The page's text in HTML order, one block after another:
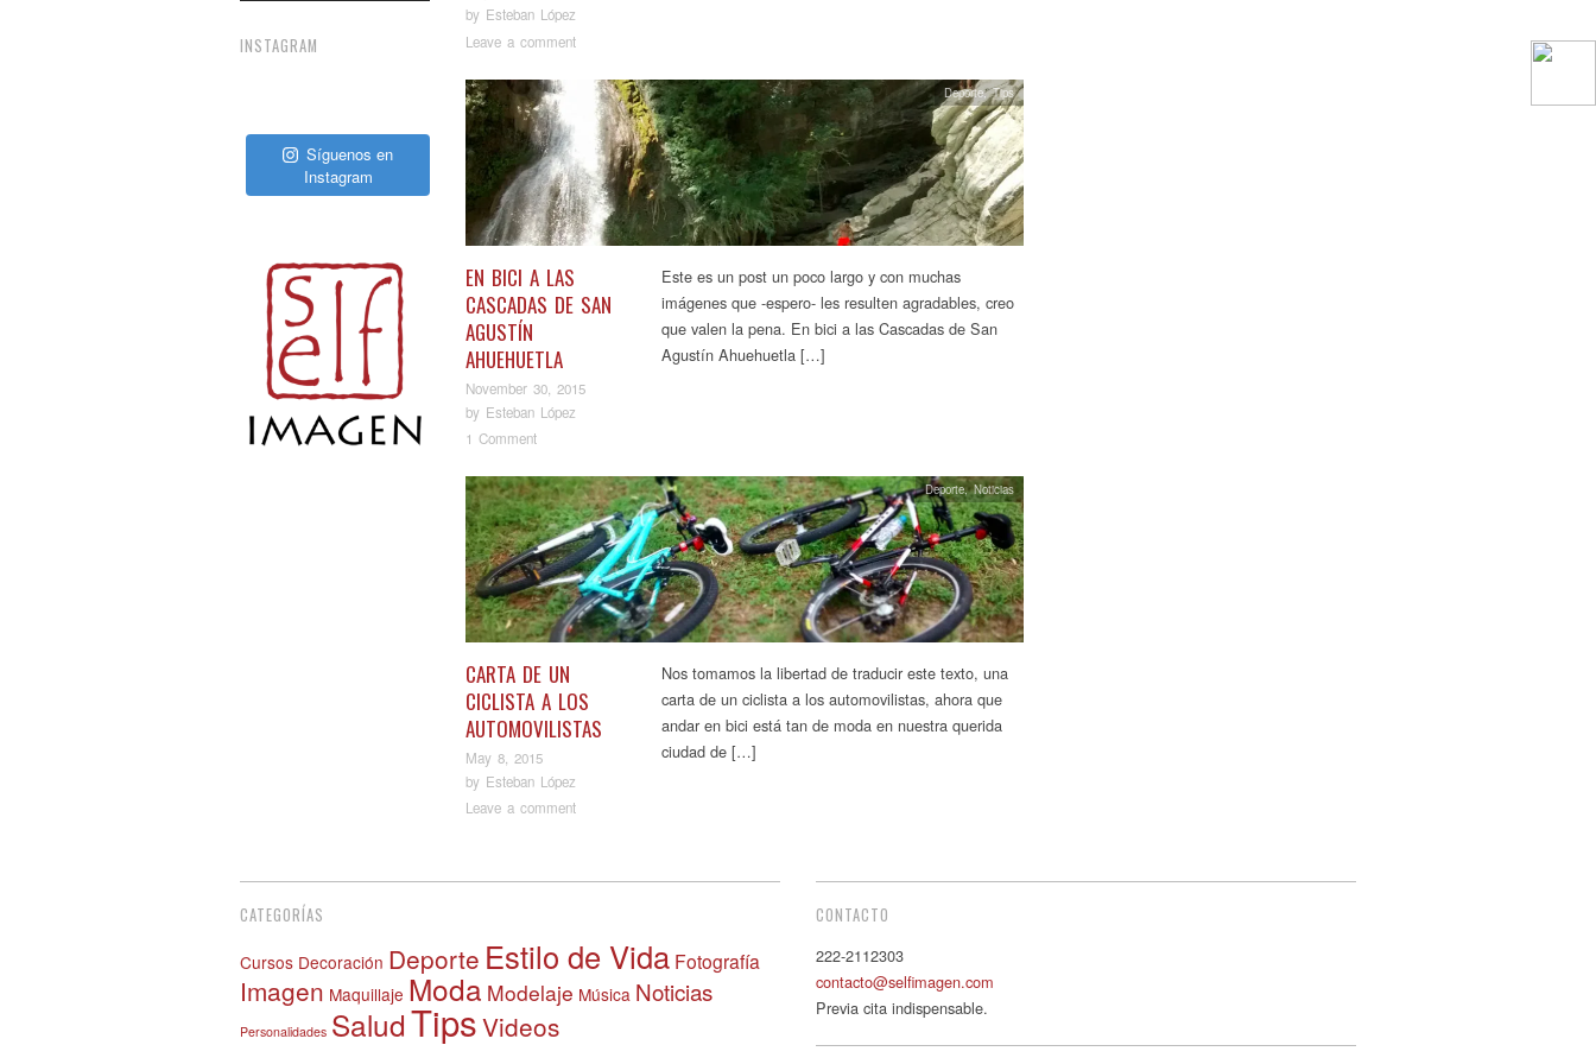
by Esteban López
Leave a comment
EN BICI A LAS
CASCADAS DE SAN
AGUSTÍN
AHUEHUETLA
November 30, 2015
by Esteban López
1 Comment
Este es un post un poco largo y con muchas
imágenes que -espero- les resulten agradables, creo
que valen la pena. En bici a las Cascadas de San
Agustín Ahuehuetla […]
Deporte,Tips
CARTA DE UN
CICLISTA A LOS
AUTOMOVILISTAS
May 8, 2015
by Esteban López
Leave a comment
Nos tomamos la libertad de traducir este texto, una
carta de un ciclista a los automovilistas, ahora que
andar en bici está tan de moda en nuestra querida
ciudad de […]
Deporte,Noticias
Post navigation
INSTAGRAM
Síguenos en
Instagram
CATEGORÍAS
Cursos Decoración Deporte Estilo de Vida Fotografía
Imagen Maquillaje Moda Modelaje Música Noticias
Personalidades SaludTipsVideos
CONTACTO
222-2112303
contacto@selfimagen.com
Previa cita indispensable.